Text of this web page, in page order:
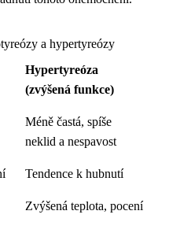
a hypertyreózy
Hypertyreóza
(zvýšená funkce)
Méně častá, spíše
neklid a nespavost
Tendence k hubnutí
Zvýšená teplota, pocení